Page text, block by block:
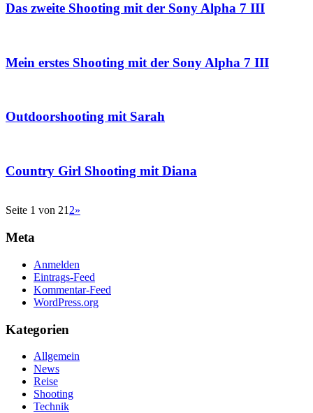
Das zweite Shooting mit der Sony Alpha 7 III
Mein erstes Shooting mit der Sony Alpha 7 III
Outdoorshooting mit Sarah
Country Girl Shooting mit Diana
Seite 1 von 21 2»
Meta
Anmelden
Eintrags-Feed
Kommentar-Feed
WordPress.org
Kategorien
Allgemein
News
Reise
Shooting
Technik